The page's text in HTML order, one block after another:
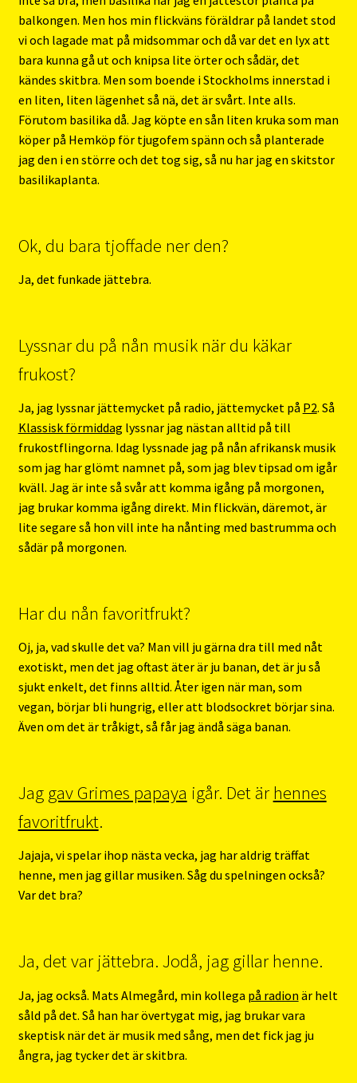
balkongen. Men hos min flickväns föräldrar på landet stod
vi och lagade mat på midsommar och då var det en lyx att
bara kunna gå ut och knipsa lite örter och sådär, det
kändes skitbra. Men som boende i Stockholms innerstad i
en liten, liten lägenhet så nä, det är svårt. Inte alls.
Förutom basilika då. Jag köpte en sån liten kruka som man
köper på Hemköp för tjugofem spänn och så planterade
jag den i en större och det tog sig, så nu har jag en skitstor
basilikaplanta.
Ok, du bara tjoffade ner den?
Ja, det funkade jättebra.
Lyssnar du på nån musik när du käkar
frukost?
Ja, jag lyssnar jättemycket på radio, jättemycket på P2. Så
Klassisk förmiddag lyssnar jag nästan alltid på till
frukostflingorna. Idag lyssnade jag på nån afrikansk musik
som jag har glömt namnet på, som jag blev tipsad om igår
kväll. Jag är inte så svår att komma igång på morgonen,
jag brukar komma igång direkt. Min flickvän, däremot, är
lite segare så hon vill inte ha nånting med bastrumma och
sådär på morgonen.
Har du nån favoritfrukt?
Oj, ja, vad skulle det va? Man vill ju gärna dra till med nåt
exotiskt, men det jag oftast äter är ju banan, det är ju så
sjukt enkelt, det finns alltid. Åter igen när man, som
vegan, börjar bli hungrig, eller att blodsockret börjar sina.
Även om det är tråkigt, så får jag ändå säga banan.
Jag gav Grimes papaya igår. Det ärhennes
favoritfrukt.
Jajaja, vi spelar ihop nästa vecka, jag har aldrig träffat
henne, men jag gillar musiken. Såg du spelningen också?
Var det bra?
Ja, det var jättebra. Jodå, jag gillar henne.
Ja, jag också. Mats Almegård, min kollega på radion är helt
såld på det. Så han har övertygat mig, jag brukar vara
skeptisk när det är musik med sång, men det fick jag ju
ångra, jag tycker det är skitbra.